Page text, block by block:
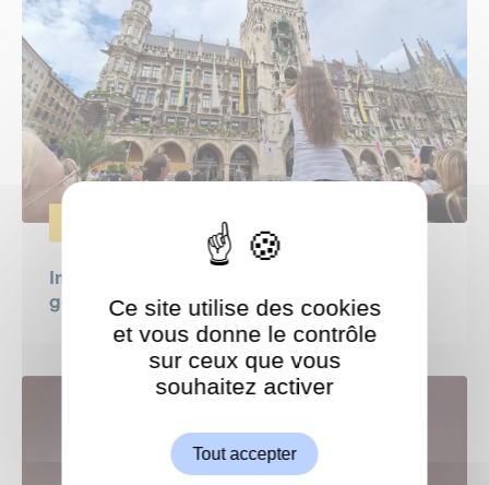
Immersion en Bavière pour nos jeunes
garchois
ShareThis est désactivé.
Ce site utilise des cookies
et vous donne le contrôle
sur ceux que vous
souhaitez activer
Tout accepter